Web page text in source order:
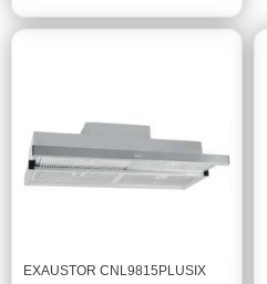
EXAUSTOR CNL9815PLUSIX